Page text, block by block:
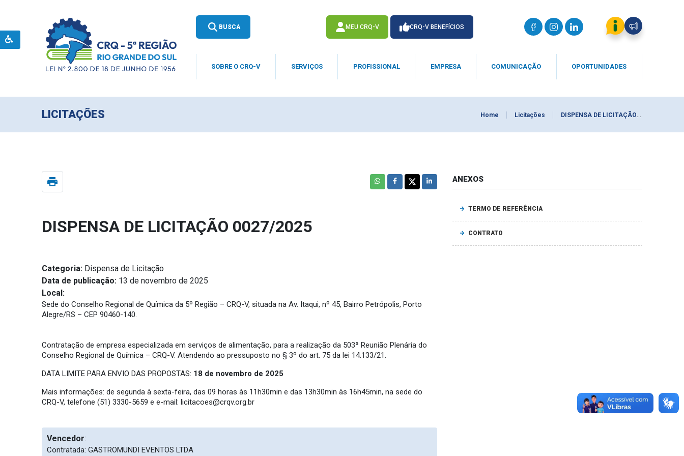
BUSCA MEU CRQ-V CRQ-V BENEFÍCIOS
SOBRE O CRQ-V SERVIÇOS PROFISSIONAL EMPRESA COMUNICAÇÃO OPORTUNIDADES
LICITAÇÕES Home Licitações DISPENSA DE LICITAÇÃO 0027/2025
print
DISPENSA DE LICITAÇÃO 0027/2025
Categoria: Dispensa de Licitação
Data de publicação: 13 de novembro de 2025
Local:
Sede do Conselho Regional de Química da 5º Região – CRQ-V, situada na Av. Itaqui, nº 45, Bairro Petrópolis, Porto
Alegre/RS – CEP 90460-140.
Contratação de empresa especializada em serviços de alimentação, para a realização da 503ª Reunião Plenária do
Conselho Regional de Química – CRQ-V. Atendendo ao pressuposto no § 3º do art. 75 da lei 14.133/21.
DATA LIMITE PARA ENVIO DAS PROPOSTAS: 18 de novembro de 2025
Mais informações: de segunda à sexta-feira, das 09 horas às 11h30min e das 13h30min às 16h45min, na sede do
CRQ-V, telefone (51) 3330-5659 e e-mail:licitacoes@crqv.org.br
Vencedor:
Contratada: GASTROMUNDI EVENTOS LTDA
ANEXOS
TERMO DE REFERÊNCIA
CONTRATO